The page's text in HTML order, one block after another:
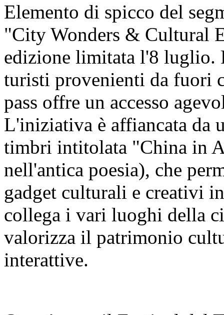
Elemento di spicco del
"City Wonders & Cultural
edizione limitata l'8 luglio.
turisti provenienti da fuori
pass offre un accesso
L'iniziativa è affiancata da
timbri intitolata "China in
nell'antica poesia), che
gadget culturali e creativi
collega i vari luoghi della
valorizza il patrimonio
interattive.